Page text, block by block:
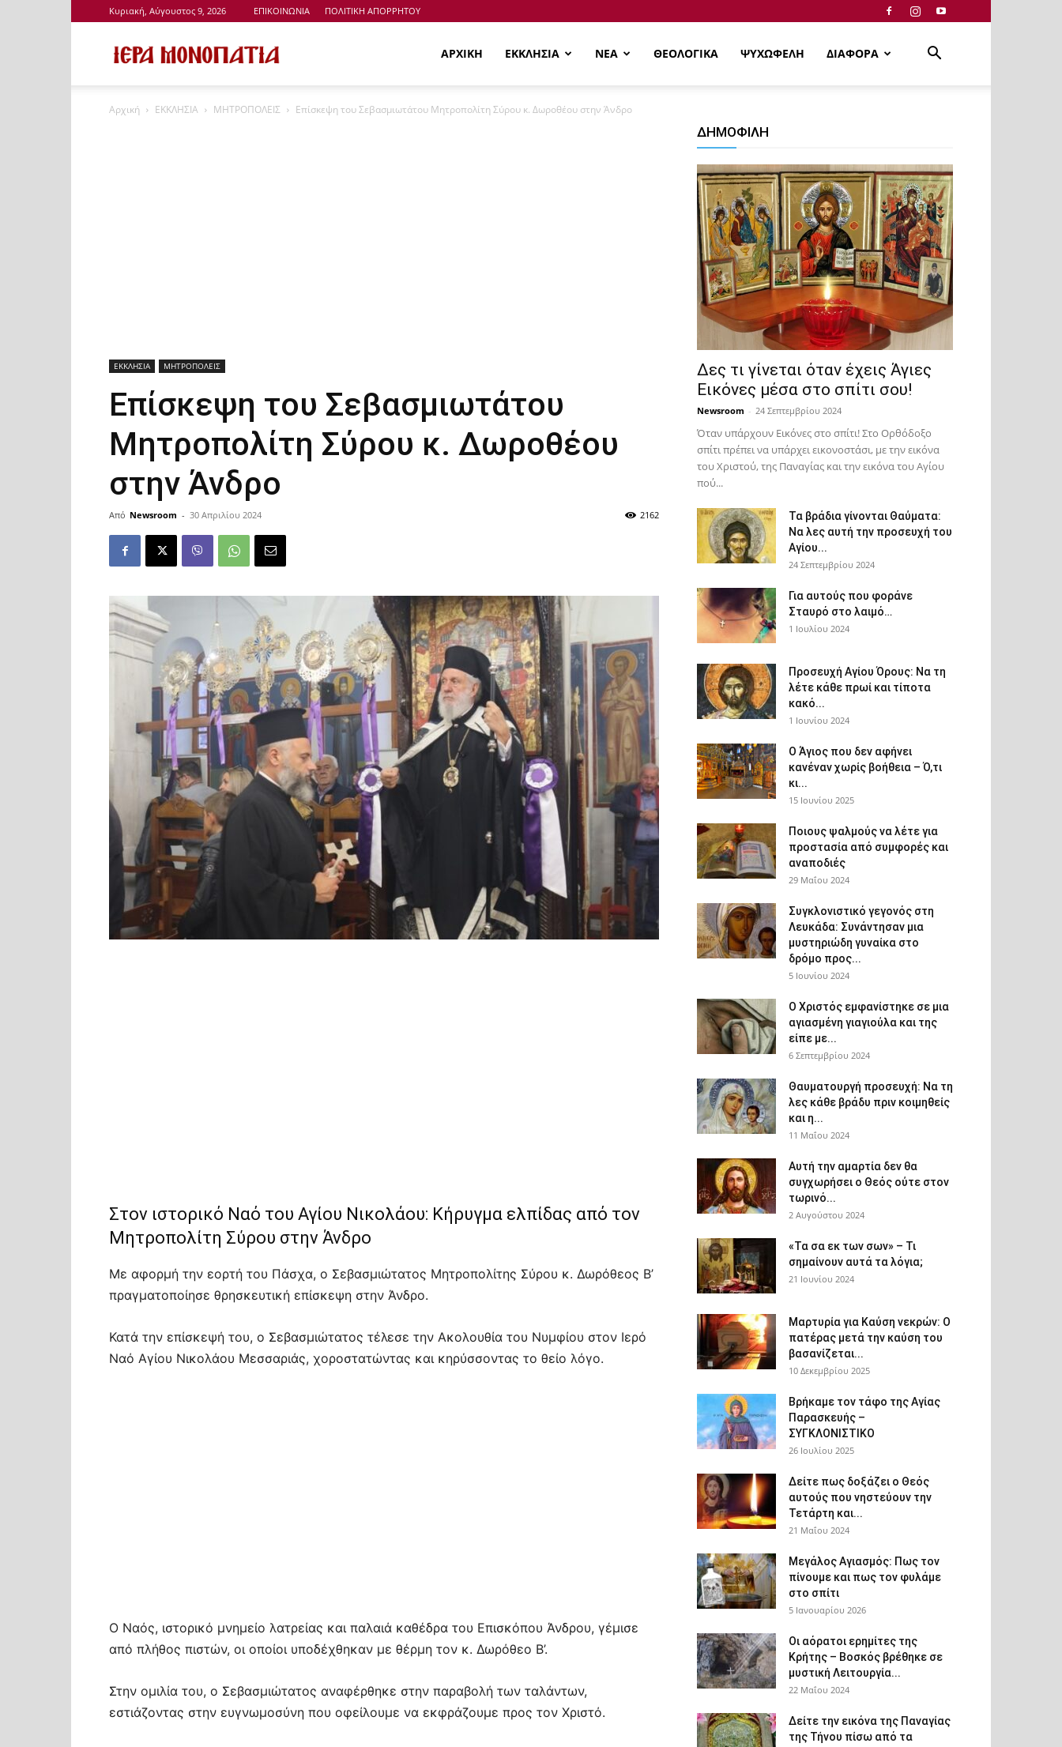
Κυριακή, Αύγουστος 9, 2026 ΕΠΙΚΟΙΝΩΝΙΑ ΠΟΛΙΤΙΚΗ ΑΠΟΡΡΗΤΟΥ
Μονοπάτια
ΑΡΧΙΚΗ ΕΚΚΛΗΣΙΑ ΝΕΑ ΘΕΟΛΟΓΙΚΑ ΨΥΧΩΦΕΛΗ ΔΙΑΦΟΡΑ
Αρχική ΕΚΚΛΗΣΙΑ ΜΗΤΡΟΠΟΛΕΙΣ Επίσκεψη του Σεβασμιωτάτου Μητροπολίτη Σύρου κ. Δωροθέου στην Άνδρο
ΕΚΚΛΗΣΙΑ ΜΗΤΡΟΠΟΛΕΙΣ
Επίσκεψη του Σεβασμιωτάτου
Μητροπολίτη Σύρου κ. Δωροθέου
στην Άνδρο
Από Newsroom - 30 Απριλίου 2024 2162
Στον ιστορικό Ναό του Αγίου Νικολάου: Κήρυγμα ελπίδας από τον
Μητροπολίτη Σύρου στην Άνδρο
Με αφορμή την εορτή του Πάσχα, ο Σεβασμιώτατος Μητροπολίτης Σύρου κ. Δωρόθεος Β’
πραγματοποίησε θρησκευτική επίσκεψη στην Άνδρο.
Κατά την επίσκεψή του, ο Σεβασμιώτατος τέλεσε την Ακολουθία του Νυμφίου στον Ιερό
Ναό Αγίου Νικολάου Μεσσαριάς, χοροστατώντας και κηρύσσοντας το θείο λόγο.
Ο Ναός, ιστορικό μνημείο λατρείας και παλαιά καθέδρα του Επισκόπου Άνδρου, γέμισε
από πλήθος πιστών, οι οποίοι υποδέχθηκαν με θέρμη τον κ. Δωρόθεο Β’.
Στην ομιλία του, ο Σεβασμιώτατος αναφέρθηκε στην παραβολή των ταλάντων,
εστιάζοντας στην ευγνωμοσύνη που οφείλουμε να εκφράζουμε προς τον Χριστό.
ΔΗΜΟΦΙΛΗ
Δες τι γίνεται όταν έχεις Άγιες
Εικόνες μέσα στο σπίτι σου!
Newsroom - 24 Σεπτεμβρίου 2024
Όταν υπάρχουν Εικόνες στο σπίτι! Στο Ορθόδοξο
σπίτι πρέπει να υπάρχει εικονοστάσι, με την εικόνα
του Χριστού, της Παν­αγίας και την εικόνα του Αγίου
πού...
Τα βράδια γίνονται Θαύματα:
Να λες αυτή την προσευχή του
Αγίου...
24 Σεπτεμβρίου 2024
Για αυτούς που φοράνε
Σταυρό στο λαιμό…
1 Ιουλίου 2024
Προσευχή Αγίου Όρους: Να τη
λέτε κάθε πρωί και τίποτα
κακό...
1 Ιουνίου 2024
Ο Άγιος που δεν αφήνει
κανέναν χωρίς βοήθεια – Ό,τι
κι...
15 Ιουνίου 2025
Ποιους ψαλμούς να λέτε για
προστασία από συμφορές και
αναποδιές
29 Μαΐου 2024
Συγκλονιστικό γεγονός στη
Λευκάδα: Συνάντησαν μια
μυστηριώδη γυναίκα στο
δρόμο προς...
5 Ιουνίου 2024
Ο Χριστός εμφανίστηκε σε μια
αγιασμένη γιαγιούλα και της
είπε με...
6 Σεπτεμβρίου 2024
Θαυματουργή προσευχή: Να τη
λες κάθε βράδυ πριν κοιμηθείς
και η...
11 Μαΐου 2024
Αυτή την αμαρτία δεν θα
συγχωρήσει ο Θεός ούτε στον
τωρινό...
2 Αυγούστου 2024
«Τα σα εκ των σων» – Τι
σημαίνουν αυτά τα λόγια;
21 Ιουνίου 2024
Μαρτυρία για Καύση νεκρών: Ο
πατέρας μετά την καύση του
βασανίζεται...
10 Δεκεμβρίου 2025
Βρήκαμε τον τάφο της Αγίας
Παρασκευής –
ΣΥΓΚΛΟΝΙΣΤΙΚΟ
26 Ιουλίου 2025
Δείτε πως δοξάζει ο Θεός
αυτούς που νηστεύουν την
Τετάρτη και...
21 Μαΐου 2024
Μεγάλος Αγιασμός: Πως τον
πίνουμε και πως τον φυλάμε
στο σπίτι
5 Ιανουαρίου 2026
Οι αόρατοι ερημίτες της
Κρήτης – Βοσκός βρέθηκε σε
μυστική Λειτουργία...
22 Μαΐου 2024
Δείτε την εικόνα της Παναγίας
της Τήνου πίσω από τα